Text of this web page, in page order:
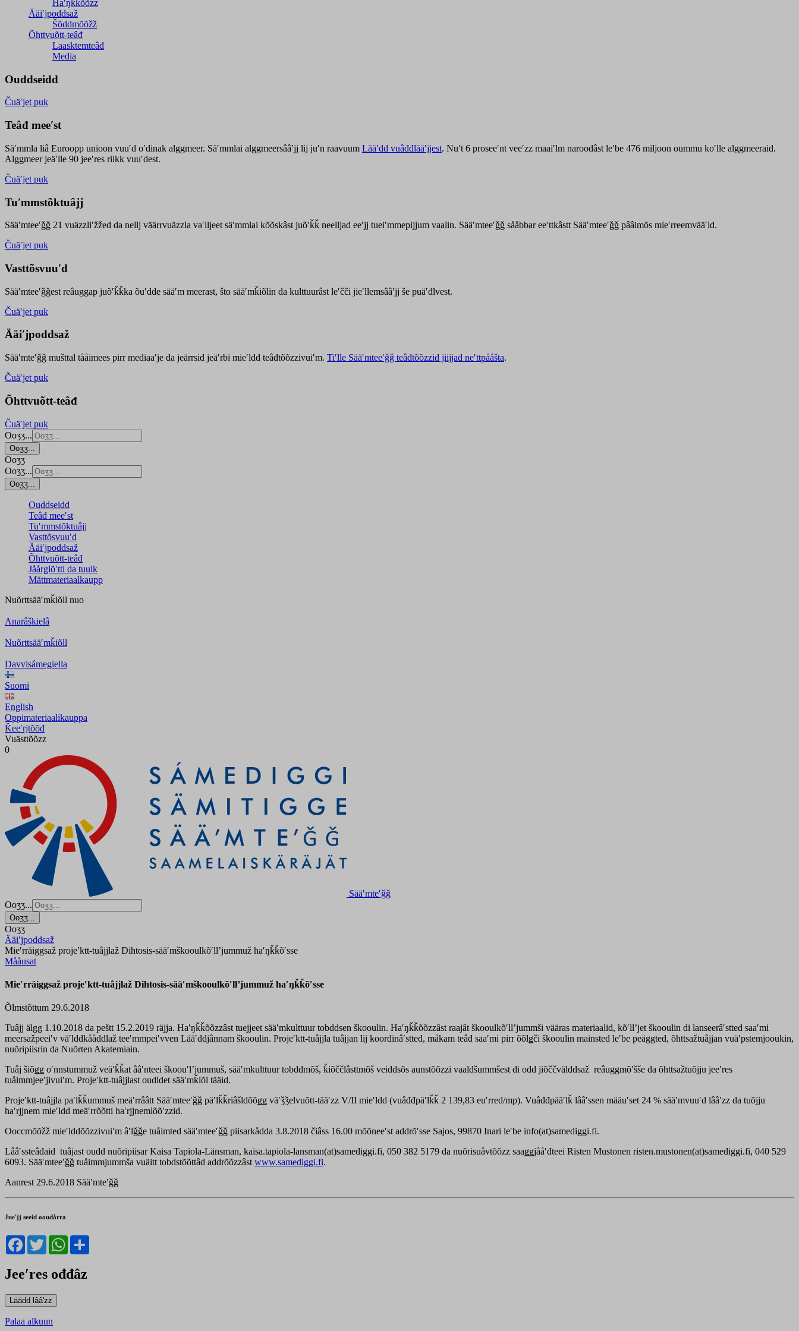
Haʹŋǩǩõõzz
Ääiʹjpoddsaž
Šõddmõõžž
Õhttvuõtt-teâđ
Laasktemteâđ
Media
Ouddseidd
Čuäʹjet puk
Teâđ meeʹst
Säʹmmla liâ Euroopp unioon vuuʹd oʹdinak alggmeer. Säʹmmlai alggmeersââʹjj lij juʹn raavuum Lääʹdd vuâđđlääʹjjest. Nuʹt 6 proseeʹnt veeʹzz maaiʹlm naroodâst leʹbe 476 miljoon oummu koʹlle alggmeeraid.
Alggmeer jeäʹlle 90 jeeʹres riikk vuuʹdest.
Čuäʹjet puk
Tuʹmmstõktuâjj
Sääʹmteeʹǧǧ 21 vuäzzliʹžžed da nellj väärrvuäzzla vaʹlljeet säʹmmlai kõõskâst juõʹǩǩ neelljad eeʹjj tueiʹmmepijjum vaalin. Sääʹmteeʹǧǧ sååbbar eeʹttkâstt Sääʹmteeʹǧǧ pââimõs mieʹrreemvääʹld.
Čuäʹjet puk
Vasttõsvuuʹd
Sääʹmteeʹǧǧest reâuggap juõʹǩǩka õuʹdde sääʹm meerast, što sääʹmǩiõlin da kulttuurâst leʹčči jieʹllemsââʹjj še puäʹđlvest.
Čuäʹjet puk
Ääiʹjpoddsaž
Sääʹmteʹǧǧ mušttal tååimees pirr mediaaʹje da jeärrsid jeäʹrbi mieʹldd teâđtõõzzivuiʹm. Tiʹlle Sääʹmteeʹǧǧ teâđtõõzzid jiijjad neʹttpååšta.
Čuäʹjet puk
Õhttvuõtt-teâđ
Čuäʹjet puk
Ooʒʒ...
Ooʒʒ...
Ooʒʒ
Ooʒʒ...
Ooʒʒ...
Ouddseidd
Teâđ meeʹst
Tuʹmmstõktuâjj
Vasttõsvuuʹd
Ääiʹjpoddsaž
Õhttvuõtt-teâđ
Jåårǥlõʹtti da tuulk
Mättmateriaalkaupp
Nuõrttsääʹmǩiõll nuo
Anarâškielâ
Nuõrttsääʹmǩiõll
Davvisámegiella
Suomi
English
Oppimateriaalikauppa
Ǩeeʹrjtõõđ
Vuästtõõzz
0
Sääʹmteʹǧǧ
Ooʒʒ...
Ooʒʒ...
Ooʒʒ
Ääiʹjpoddsaž
Mieʹrräiggsaž projeʹktt-tuâjjlaž Dihtosis-sääʹmškooulkõʹllʼjummuž haʹŋǩǩõʹsse
Mååusat
Mieʹrräiggsaž projeʹktt-tuâjjlaž Dihtosis-sääʹmškooulkõʹllʼjummuž haʹŋǩǩõʹsse
Õlmstõttum 29.6.2018
Tuâjj älgg 1.10.2018 da peštt 15.2.2019 räjja. Haʹŋǩǩõõzzâst tuejjeet sääʹmkulttuur tobddsen škooulin. Haʹŋǩǩõõzzâst raajât škooulkõʹllʼjummši vääras materiaalid, kõʹllʼjet škooulin di lanseerâʹstted saaʹmi
meersažpeeiʹv väʹlddkååddlaž teeʹmmpeiʹvven Lääʹddjânnam škooulin. Projeʹktt-tuâjjla tuâjjan lij koordinâʹstted, måkam teâđ saaʹmi pirr õõlǥči škooulin mainsted leʹbe peäggted, õhttsažtuâjjan vuäʹpstemjooukin,
nuõripiisrin da Nuõrten Akatemiain.
Tuâj šiõǥǥ oʹnnstummuž veäʹǩǩat ââʹnteei škoouʹlʼjummuš, sääʹmkulttuur tobddmõš, ǩiõččlâsttmõš veiddsõs aunstõõzzi vaaldšummšest di odd jiõččvälddsaž reâuggmõʹšše da õhttsažtuõjju jeeʹres
tuåimmjeeʹjivuiʹm. Projeʹktt-tuâjjlast oudldet sääʹmǩiõl tääid.
Projeʹktt-tuâjjla paʹlǩǩummuš meäʹrrââtt Sääʹmteeʹǧǧ päʹlǩǩriâšldõõǥǥ väʹǯǯelvuõtt-tääʹzz V/II mieʹldd (vuâđđpäʹlǩǩ 2 139,83 euʹrred/mp). Vuâđđpääʹlǩ lââʹssen määuʹset 24 % sääʹmvuuʹd lââʹzz da tuõjju
haʹrjjnem mieʹldd meäʹrrõõtti haʹrjjnemlõõʹzzid.
Ooccmõõžž mieʹlddõõzzivuiʹm âʹlǧǧe tuåimted sääʹmteeʹǧǧ piisarkådda 3.8.2018 čiâss 16.00 mõõneeʹst addrõʹsse Sajos, 99870 Inari leʹbe info(at)samediggi.fi.
Lââʹssteâđaid tuâjast oudd nuõripiisar Kaisa Tapiola-Länsman, kaisa.tapiola-lansman(at)samediggi.fi, 050 382 5179 da nuõrisuåvtõõzz saaǥǥjååʹđteei Risten Mustonen risten.mustonen(at)samediggi.fi, 040 529
6093. Sääʹmteeʹǧǧ tuåimmjummša vuäitt tobdstõõttâd addrõõzzâst www.samediggi.fi.
Aanrest 29.6.2018 Sääʹmteʹǧǧ
Jueʹjj seeid ooudårra
Facebook
TwitterWhatsApp
Jeeʹres ođđâz
Palaa alkuun